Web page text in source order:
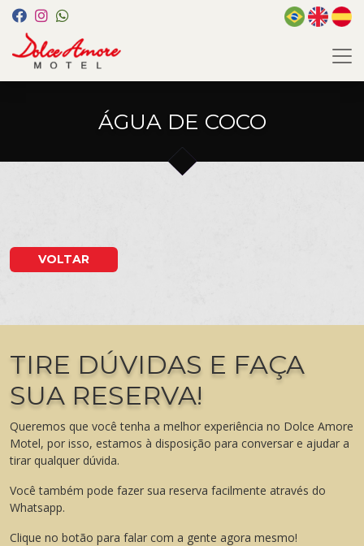
ÁGUA DE COCO
VOLTAR
TIRE DÚVIDAS E FAÇA
SUA RESERVA!
Queremos que você tenha a melhor experiência no Dolce Amore
Motel, por isso, estamos à disposição para conversar e ajudar a
tirar qualquer dúvida.
Você também pode fazer sua reserva facilmente através do
Whatsapp.
Clique no botão para falar com a gente agora mesmo!